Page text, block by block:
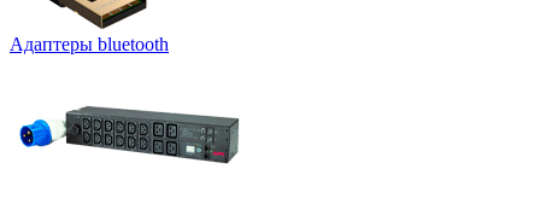
Адаптеры bluetooth